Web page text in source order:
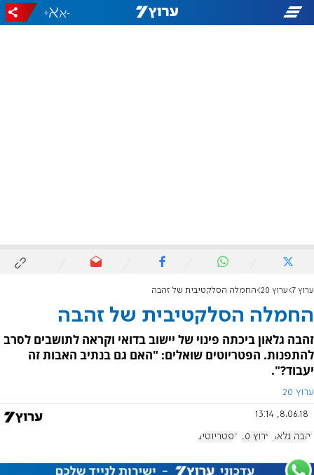
-
+
ערוץ 7 ערוץ 20 החמלה הסלקטיבית של זהבה
החמלה הסלקטיבית של זהבה
זהבה גלאון ביכתה פינוי של יישוב בדואי וקראה לתושבים לסרב
להתפנות. הפטריוטים שואלים: "האם גם בנתיב האבות זה
יעבוד?".
ערוץ 20
8.06.18, 13:14
זהבה גלאון ערוץ 20 הפטריוטים